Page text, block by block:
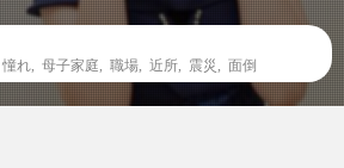
憧れ 母子家庭 職場 近所 震災 面倒